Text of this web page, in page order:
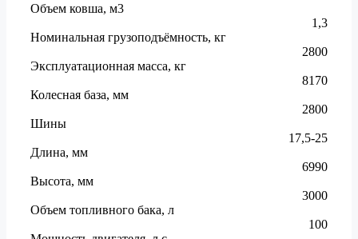
Объем ковша, м3
1,3
Номинальная грузоподъёмность, кг
2800
Эксплуатационная масса, кг
8170
Колесная база, мм
2800
Шины
17,5-25
Длина, мм
6990
Высота, мм
3000
Объем топливного бака, л
100